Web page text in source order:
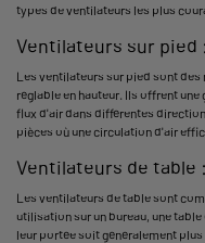
types de ventilateurs les plus
Ventilateurs sur pied :
Les ventilateurs sur pied sont des
réglable en hauteur. Ils offrent
flux d'air dans différentes
pièces où une circulation d'air
Ventilateurs de table :
Les ventilateurs de table sont
utilisation sur un bureau, une
leur portée soit généralement